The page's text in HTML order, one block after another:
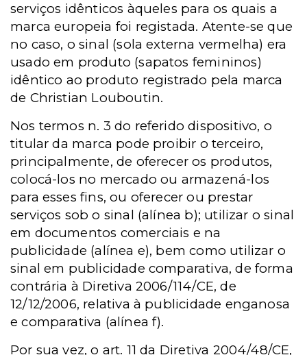
serviços idênticos àqueles para os quais a
marca europeia foi registada. Atente-se que
no caso, o sinal (sola externa vermelha) era
usado em produto (sapatos femininos)
idêntico ao produto registrado pela marca
de Christian Louboutin.
Nos termos n. 3 do referido dispositivo, o
titular da marca pode proibir o terceiro,
principalmente, de oferecer os produtos,
colocá-los no mercado ou armazená-los
para esses fins, ou oferecer ou prestar
serviços sob o sinal (alínea b); utilizar o sinal
em documentos comerciais e na
publicidade (alínea e), bem como utilizar o
sinal em publicidade comparativa, de forma
contrária à Diretiva 2006/114/CE, de
12/12/2006, relativa à publicidade enganosa
e comparativa (alínea f).
Por sua vez, o art. 11 da Diretiva 2004/48/CE,